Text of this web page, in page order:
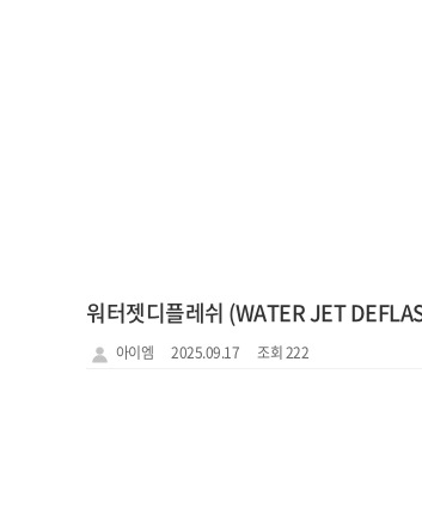
워터젯디플레쉬 (WATER JET
아이엠 2025.09.17 조회 222